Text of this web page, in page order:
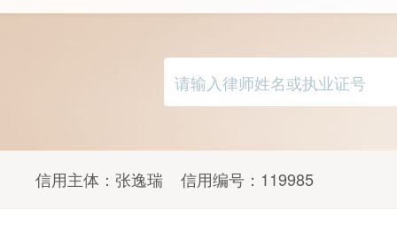
信用主体： 张逸瑞 信用编号： 119985